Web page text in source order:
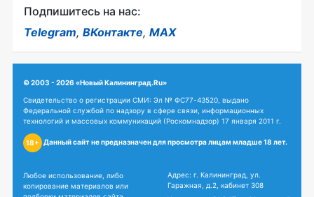
Подпишитесь на нас:
Telegram, ВКонтакте, MAX
© 2003 - 2026 «Новый Калининград.Ru»
Свидетельство о регистрации СМИ: Эл № ФС77-43520, выдано
Федеральной службой по надзору в сфере связи, информационных
технологий и массовых коммуникаций (Роскомнадзор) 17 января 2011 г.
18+ Данный сайт не предназначен для просмотра лицам младше 18 лет.
Любое использование, либо
копирование материалов или
Адрес: г. Калининград, ул.
Гаражная, д.2, кабинет 308